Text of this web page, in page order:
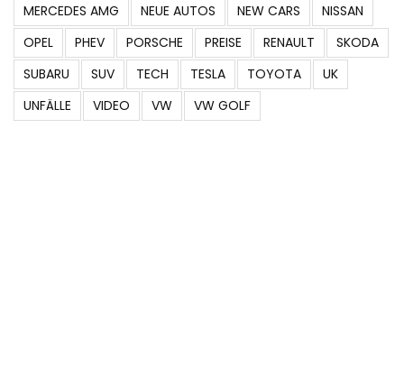
MERCEDES AMG
NEUE AUTOS NEW CARS
NISSAN
OPEL
PHEV PORSCHE PREISE RENAULT
SKODA
SUBARU
SUV TECH TESLA TOYOTA
UK
UNFÄLLE
VIDEO VW VW GOLF